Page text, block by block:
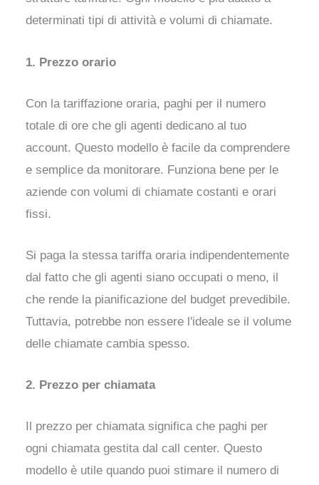
determinati tipi di attività e volumi di chiamate.
1. Prezzo orario
Con la tariffazione oraria, paghi per il numero
totale di ore che gli agenti dedicano al tuo
account. Questo modello è facile da comprendere
e semplice da monitorare. Funziona bene per le
aziende con volumi di chiamate costanti e orari
fissi.
Si paga la stessa tariffa oraria indipendentemente
dal fatto che gli agenti siano occupati o meno, il
che rende la pianificazione del budget prevedibile.
Tuttavia, potrebbe non essere l'ideale se il volume
delle chiamate cambia spesso.
2. Prezzo per chiamata
Il prezzo per chiamata significa che paghi per
ogni chiamata gestita dal call center. Questo
modello è utile quando puoi stimare il numero di